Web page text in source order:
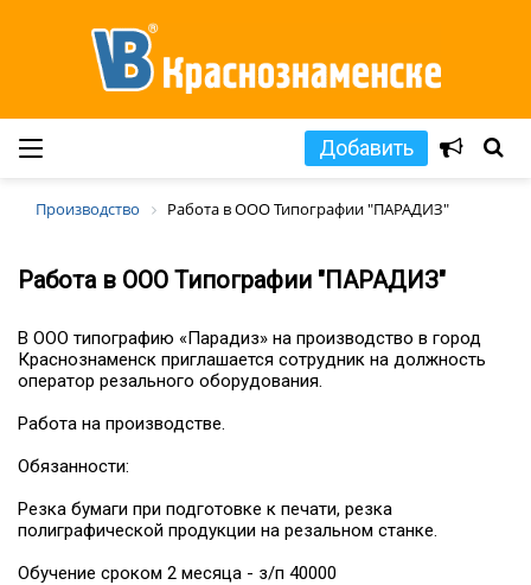
Добавить
Производство Работа в ООО Типографии "ПАРАДИЗ"
Работа в ООО Типографии "ПАРАДИЗ"
В ООО типографию «Парадиз» на производство в город
Краснознаменск приглашается сотрудник на должность
оператор резального оборудования.
Работа на производстве.
Обязанности:
Резка бумаги при подготовке к печати, резка
полиграфической продукции на резальном станке.
Обучение сроком 2 месяца - з/п 40000